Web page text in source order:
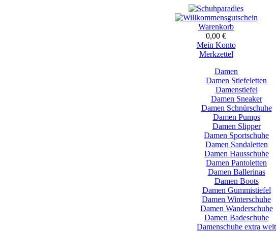
Warenkorb
0,00 €
Mein Konto
Merkzettel
Damen
Damen Stiefeletten
Damenstiefel
Damen Sneaker
Damen Schnürschuhe
Damen Pumps
Damen Slipper
Damen Sportschuhe
Damen Sandaletten
Damen Hausschuhe
Damen Pantoletten
Damen Ballerinas
Damen Boots
Damen Gummistiefel
Damen Winterschuhe
Damen Wanderschuhe
Damen Badeschuhe
Damenschuhe extra weit